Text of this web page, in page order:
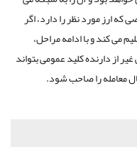
ارز مورد نظر را دارد، اگر
می کند و با ادامه مراحل،
از دارنده کلید عمومی بتواند
معامله را صاحب شود.